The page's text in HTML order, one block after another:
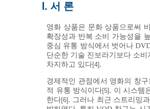
Ⅰ. 서 론
영화 상품은 문화 상품으로써
확장성과 반복 소비 가능성을
중심 유통 방식에서 벗어나
단순한 기술 진보라기보다 소
차지하고 있다[4] .
경제적인 관점에서 영화의 창
적 유통 방식이다[5] . 이 시스템
한다[6] . 그러나 최근 스트리밍